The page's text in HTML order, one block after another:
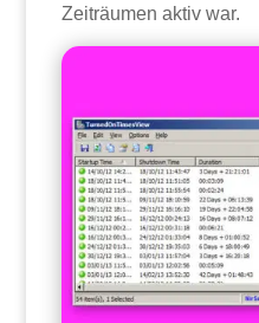
Zeiträumen aktiv war.